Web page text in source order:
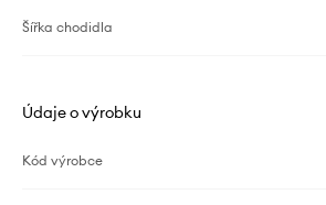
Šířka chodidla
Údaje o výrobku
Kód výrobce